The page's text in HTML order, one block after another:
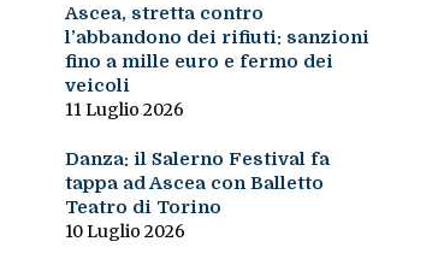
Ascea, stretta contro
l’abbandono dei rifiuti: sanzioni
fino a mille euro e fermo dei
veicoli
11 Luglio 2026
Danza: il Salerno Festival fa
tappa ad Ascea con Balletto
Teatro di Torino
10 Luglio 2026